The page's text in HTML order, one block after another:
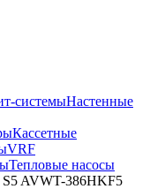
системыНастенные
Кассетные
VRF
Тепловые насосы
AVWT-386HKF5